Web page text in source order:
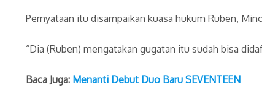
Pernyataan itu disampaikan kuasa hukum Ruben,
“Dia (Ruben) mengatakan gugatan itu sudah bisa
Baca Juga: Menanti Debut Duo Baru SEVENTEEN